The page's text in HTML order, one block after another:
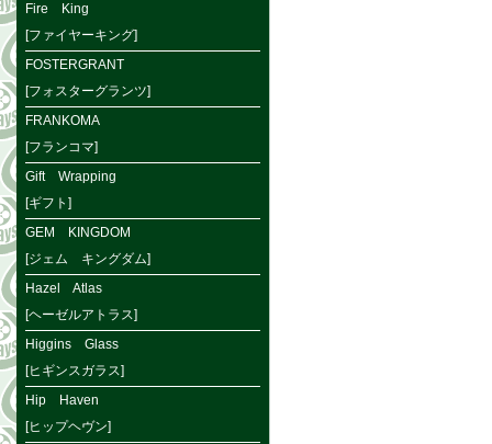
Fire King
[ファイヤーキング]
FOSTERGRANT
[フォスターグランツ]
FRANKOMA
[フランコマ]
Gift Wrapping
[ギフト]
GEM KINGDOM
[ジェム キングダム]
Hazel Atlas
[ヘーゼルアトラス]
Higgins Glass
[ヒギンスガラス]
Hip Haven
[ヒップヘヴン]